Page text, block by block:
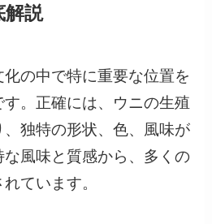
解説
の中で特に重要な位置を
。正確には、ウニの生殖
独特の形状、色、風味が
風味と質感から、多くの
ています。